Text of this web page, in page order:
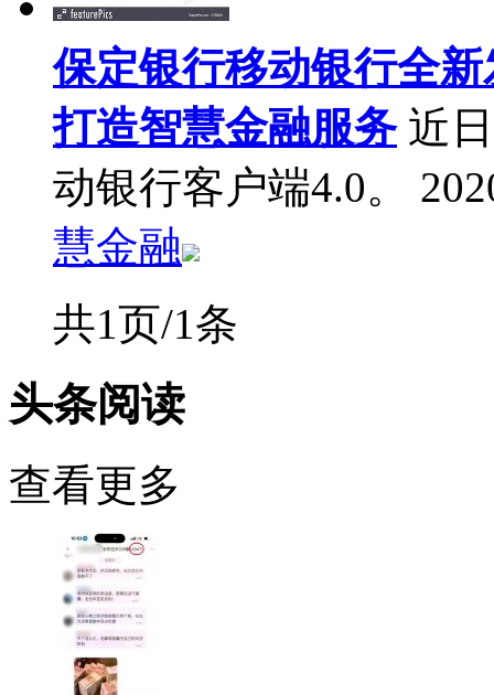
保定银行移动银行全
打造智慧金融服务 近
动银行客户端4.0。
慧金融
共1页/1条
头条阅读
查看更多